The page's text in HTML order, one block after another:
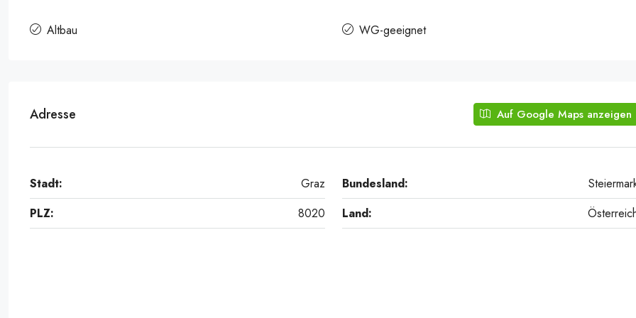
Altbau WG-geeignet
Adresse Auf Google Maps anzeigen
Stadt: Graz Bundesland:
PLZ:
8020 Land: